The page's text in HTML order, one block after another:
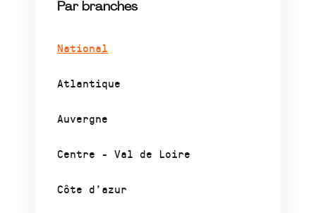
Par branches
National
Atlantique
Auvergne
Centre - Val de Loire
Côte d’azur